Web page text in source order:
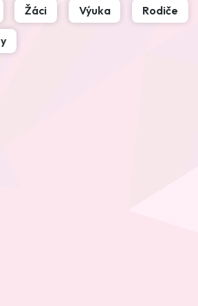
Žáci Výuka Rodiče